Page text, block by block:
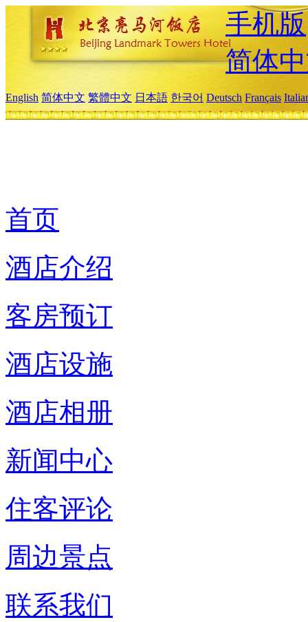
手机版
简体
English 简体中文 繁體中文 日本語 한국어 Deutsch Français
首页
酒店介绍
客房预订
酒店设施
酒店相册
新闻中心
住客评论
周边景点
联系我们